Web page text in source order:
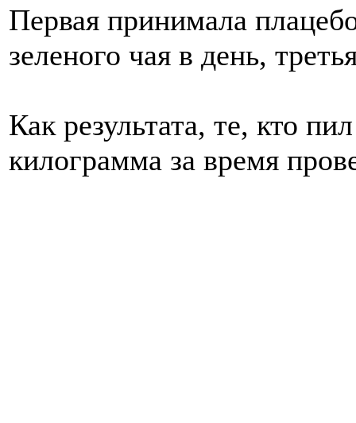
Первая принимала
зеленого чая в день,
Как результата, те, кто
килограмма за время